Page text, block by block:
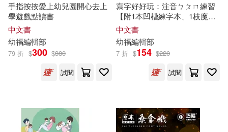
劉毅(24) 吉河美希(24)
石地(24) 謝曼麗(24)
亞瑟‧柯南‧道爾(23)
哈福編輯部(23) 曹常成(23)
布克文化(101)
聯經出版公司(99)
高等教育出版社(98)
手指按按愛上幼兒園開心去上
學遊戲點讀書
中文書
幼福編輯部
79 折 $300 $380
試閱
寫字好好玩：注音ㄅㄆㄇ練習
【附1本凹槽練字本、1枝魔法
消失筆、4枝魔法消失筆芯、1
個小魚握筆器】
中文書
幼福編輯部
7 折 $154 $220
試閱